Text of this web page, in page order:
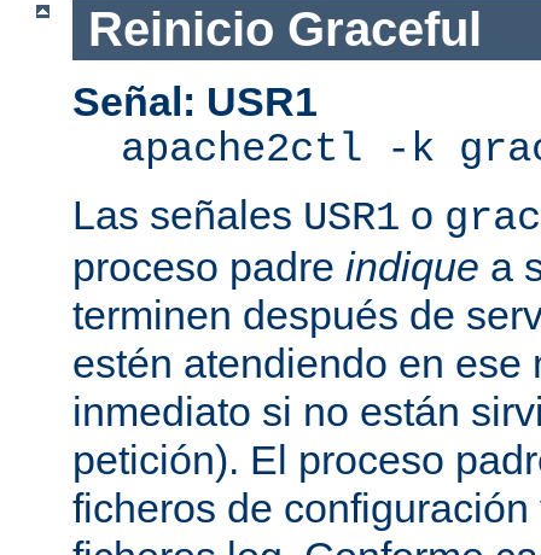
Reinicio Graceful
Señal: USR1
apache2ctl -k
Las señales USR1 o
proceso padre indique a
terminen después de
estén atendiendo en ese
inmediato si no están
petición). El proceso
ficheros de